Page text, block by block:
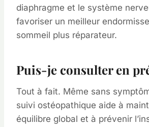
diaphragme et le système
favoriser un meilleur
sommeil plus réparateur.
Puis-je consulter en
Tout à fait. Même sans
suivi ostéopathique aide à
équilibre global et à prévenir